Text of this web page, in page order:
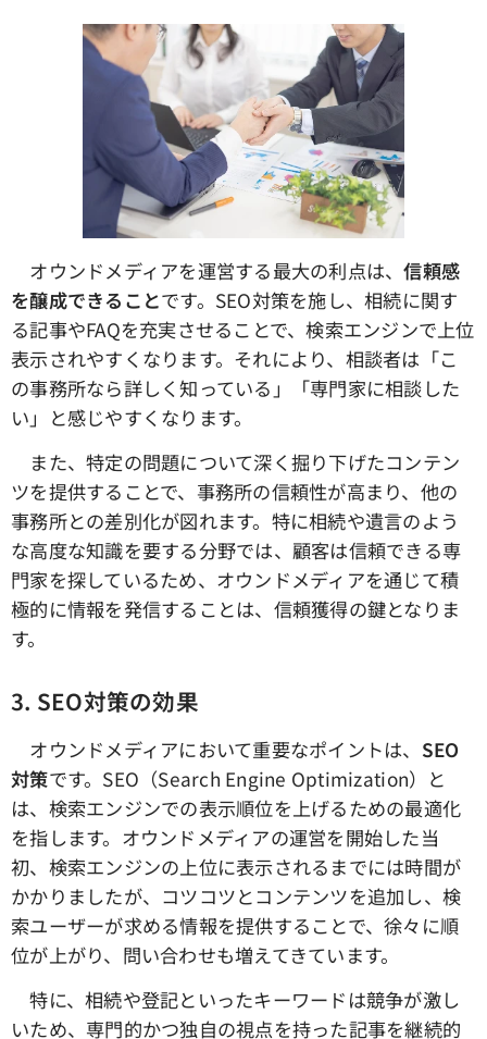
オウンドメディアを運営する最大の利点は、信頼感
を醸成できることです。SEO対策を施し、相続に関す
る記事やFAQを充実させることで、検索エンジンで上位
表示されやすくなります。それにより、相談者は「こ
の事務所なら詳しく知っている」「専門家に相談した
い」と感じやすくなります。
また、特定の問題について深く掘り下げたコンテン
ツを提供することで、事務所の信頼性が高まり、他の
事務所との差別化が図れます。特に相続や遺言のよう
な高度な知識を要する分野では、顧客は信頼できる専
門家を探しているため、オウンドメディアを通じて積
極的に情報を発信することは、信頼獲得の鍵となりま
す。
3. SEO対策の効果
オウンドメディアにおいて重要なポイントは、 SEO
対策です。SEO（Search Engine Optimization）と
は、検索エンジンでの表示順位を上げるための最適化
を指します。オウンドメディアの運営を開始した当
初、検索エンジンの上位に表示されるまでには時間が
かかりましたが、コツコツとコンテンツを追加し、検
索ユーザーが求める情報を提供することで、徐々に順
位が上がり、問い合わせも増えてきています。
特に、相続や登記といったキーワードは競争が激し
いため、専門的かつ独自の視点を持った記事を継続的